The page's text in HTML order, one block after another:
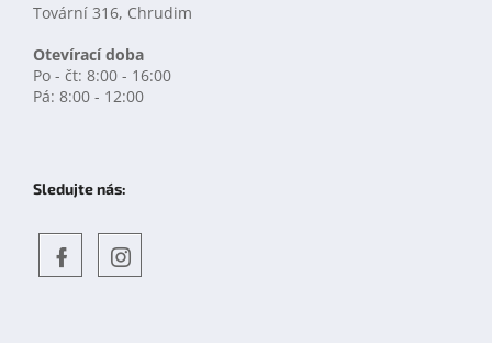
Tovární 316, Chrudim
Otevírací doba
Po - čt: 8:00 - 16:00
Pá: 8:00 - 12:00
Sledujte nás: